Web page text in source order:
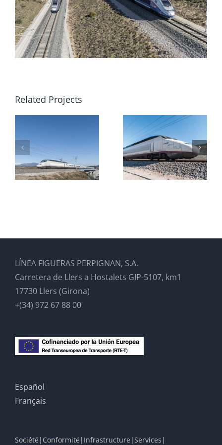
Related Projects
Train AVE
Renfe –
LFP
Train de
Le Soler
LÍNEA FIGUERAS PERPIGNAN, S.A.
Carretera de Llers a Hostalets GIP-5107, km1
17730 Llers (Girona)
+(34) 972 67 88 00
Español
Français
Société Conformité Infrastructure Services